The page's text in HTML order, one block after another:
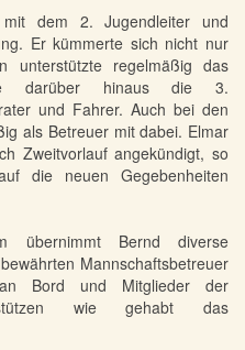
mit dem 2. Jugendleiter und
Er kümmerte sich nicht nur
unterstützte regelmäßig das
darüber hinaus die 3.
und Fahrer. Auch bei den
als Betreuer mit dabei. Elmar
Zweitvorlauf angekündigt, so
die neuen Gegebenheiten
übernimmt Bernd diverse
Mannschaftsbetreuer
Bord und Mitglieder der
wie gehabt das